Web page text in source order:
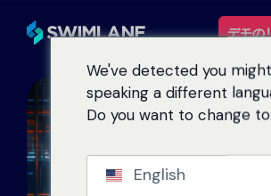
デモの
なぜスイムレーンなのか
ソリューション
We've detected you
speaking a different
Do you want to change to:
English